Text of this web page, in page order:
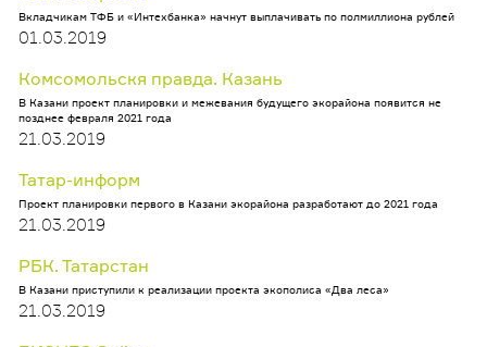
Вкладчикам ТФБ и «Интехбанка» начнут выплачивать по полмиллиона рублей
01.03.2019
Комсомольскя правда. Казань
В Казани проект планировки и межевания будущего экорайона появится не
позднее февраля 2021 года
21.03.2019
Татар-информ
Проект планировки первого в Казани экорайона разработают до 2021 года
21.03.2019
РБК. Татарстан
В Казани приступили к реализации проекта экополиса «Два леса»
21.03.2019